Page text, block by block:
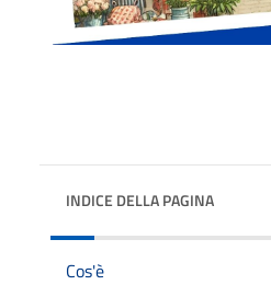
INDICE DELLA PAGINA
Cos'è